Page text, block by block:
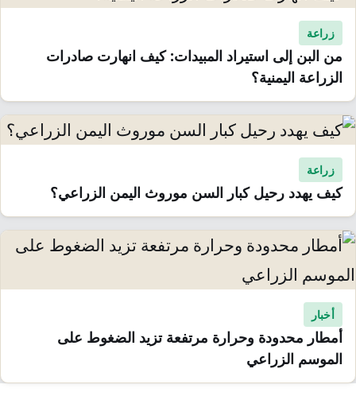
زراعة
من البن إلى استيراد المبيدات: كيف انهارت صادرات
الزراعة اليمنية؟
زراعة
كيف يهدد رحيل كبار السن موروث اليمن الزراعي؟
أخبار
أمطار محدودة وحرارة مرتفعة تزيد الضغوط على
الموسم الزراعي